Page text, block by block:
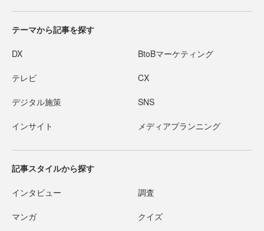
テーマから記事を探す
DX BtoBマーケティング
テレビ CX
デジタル施策 SNS
インサイト メディアプランニング
記事スタイルから探す
インタビュー 調査
マンガ クイズ